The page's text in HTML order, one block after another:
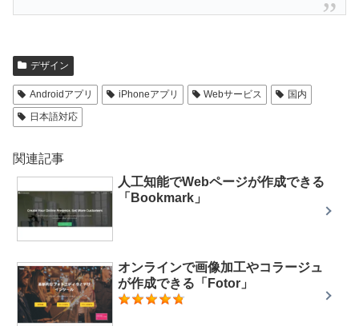
デザイン
Androidアプリ iPhoneアプリ Webサービス
国内
日本語対応
関連記事
人工知能でWebページが作成できる
「Bookmark」
オンラインで画像加工やコラージュ
が作成できる「Fotor」